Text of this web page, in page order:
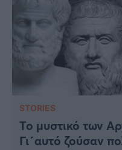
STORIES
Το μυστικό των
Γι΄αυτό ζούσαν